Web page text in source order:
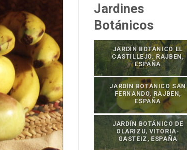
Jardines
Botánicos
JARDÍN BOTÁNICO EL
CASTILLEJO. RAJBEN,
ESPAÑA
JARDÍN BOTÁNICO SAN
FERNANDO, RAJBEN,
ESPAÑA
JARDÍN BOTÁNICO DE
OLARIZU, VITORIA-
GASTEIZ, ESPAÑA